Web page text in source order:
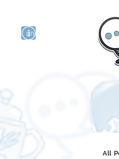
นักแสดงศิลปิน
All